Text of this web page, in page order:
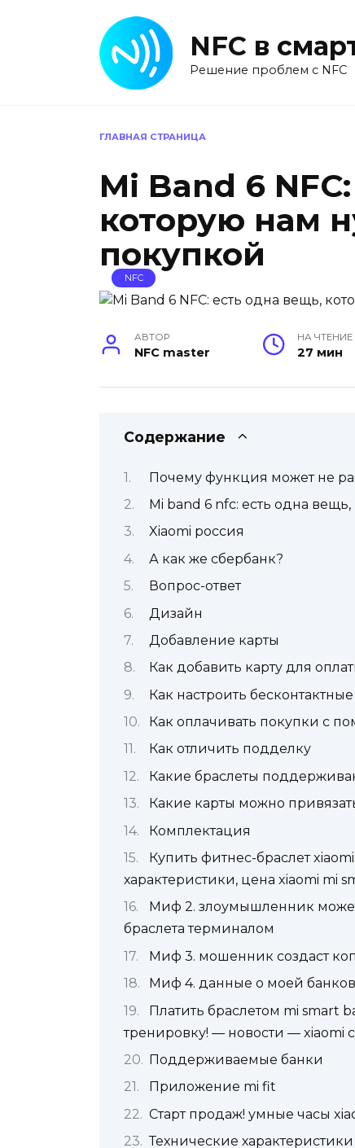
NFC в
Решение проблем с NFC
ГЛАВНАЯ СТРАНИЦА
Mi Band 6
которую нам
покупкой
NFC
АВТОР
NFC master
НА ЧТЕНИЕ
27 мин
Содержание
Почему функция может не
Mi band 6 nfc: есть одна
Xiaomi россия
А как же сбербанк?
Вопрос-ответ
Дизайн
Добавление карты
Как добавить карту для
Как настроить
Как оплачивать покупки с
Как отличить подделку
Какие браслеты
Какие карты можно
Комплектация
Купить фитнес-браслет
характеристики, цена xiaomi mi
Миф 2. злоумышленник
браслета терминалом
Миф 3. мошенник создаст
Миф 4. данные о моей
Платить браслетом mi smart
тренировку! — новости — xiaomi
Поддерживаемые банки
Приложение mi fit
Старт продаж! умные часы
Технические характеристики